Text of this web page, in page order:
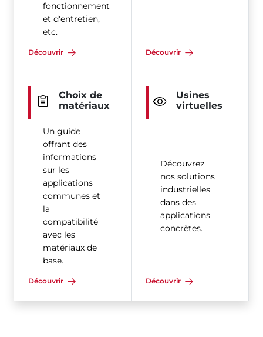
fonctionnement
et d'entretien,
etc.
Découvrir Découvrir
Choix de
matériaux
Un guide
offrant des
informations
sur les
applications
communes et
la
compatibilité
avec les
matériaux de
base.
Découvrir
Usines
virtuelles
Découvrez
nos solutions
industrielles
dans des
applications
concrètes.
Découvrir